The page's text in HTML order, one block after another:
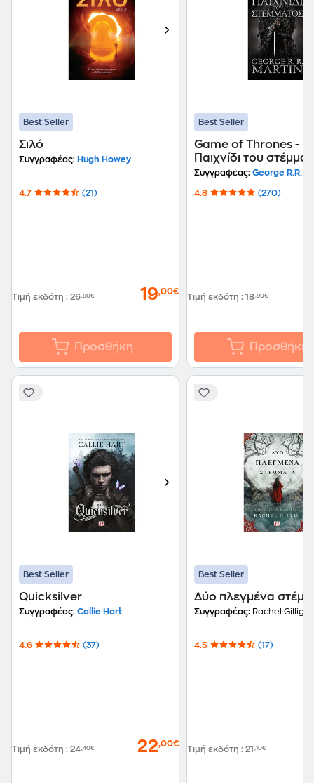
Best Seller
Σιλό
Συγγραφέας: Hugh Howey
4.7 (21)
Τιμή εκδότη : 26,90€ 19,00€
Προσθήκη
Best Seller
Game of Thrones -
Παιχνίδι του
Συγγραφέας: George R.R.
4.8 (270)
Τιμή εκδότη : 18,90€
Προσθήκη
Best Seller
Quicksilver
Συγγραφέας: Callie Hart
4.6 (37)
Τιμή εκδότη : 24,40€ 22,00€
Best Seller
Δύο πλεγμένα
Συγγραφέας: Rachel Gillig
4.5 (17)
Τιμή εκδότη : 21,10€